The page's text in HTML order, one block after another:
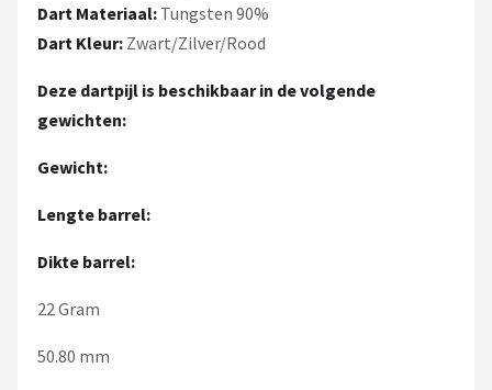
Dart Materiaal: Tungsten 90%
Dart Kleur: Zwart/Zilver/Rood
Deze dartpijl is beschikbaar in de volgende
gewichten:
Gewicht:
Lengte barrel:
Dikte barrel:
22 Gram
50.80 mm